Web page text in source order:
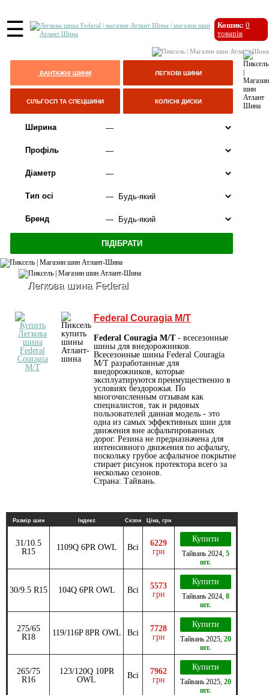
☰ Кошик: 0
товарів
ВАНТАЖНІ ШИНИ ЛЕГКОВІ ШИНИ
СІЛЬГОСП ТА СПЕЦШИНИ КОЛІСНІ ДИСКИ
Ширина
Профіль
Діаметр
Тип осі
Бренд
Легкова шина Federal
Federal Couragia M/T
Federal Couragia M/T- всесезонные
шины для внедорожников.
Всесезонные шины Federal Couragia
M/T разработанные для
внедорожников, которые
эксплуатируются преимущественно в
условиях бездорожья. По
многочисленным отзывам как
специалистов, так и рядовых
пользователей данная модель - это
одна из самых эффективных шин для
движения вне асфальтированных
дорог. Резина не предназначена для
интенсивного движения по асфальту,
поскольку грубое асфальтное покрытие
стирает рисунок протектора всего за
несколько сезонов.
Страна: Тайвань.
Размір шин Індекс Сезон Ціна, грн
31/10.5
R15
1109Q 6PR OWL Всі
6229
грн
Купити
Тайвань2024, 5
шт.
30/9.5 R15 104Q 6PR OWL Всі
5573
грн
Купити
Тайвань2024, 8
шт.
275/65
R18
119/116P 8PR OWL Всі
7728
грн
Купити
Тайвань2025, 20
шт.
265/75
R16
123/120Q 10PR
OWL
Всі
7962
грн
Купити
Тайвань2025, 20
шт.